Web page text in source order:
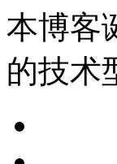
本博客
的技术